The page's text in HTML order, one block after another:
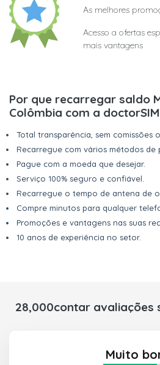
As melhores
Acesso a ofertas
mais vantagens
Por que recarregar saldo
Colômbia com a
Total transparência, sem comissões
Recarregue com vários métodos de
Pague com a moeda que desejar.
Serviço 100% seguro e confiável.
Recarregue o tempo de antena de
Compre minutos para qualquer
Promoções e vantagens nas suas
10 anos de experiência no setor.
28,000contar avaliações
Muito